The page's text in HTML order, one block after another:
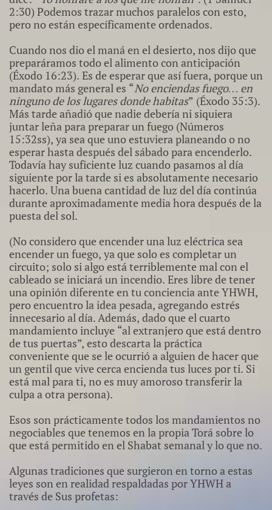
2:30) Podemos trazar muchos paralelos con esto,
pero no están específicamente ordenados.
Cuando nos dio el maná en el desierto, nos dijo que
preparáramos todo el alimento con anticipación
(Éxodo 16:23). Es de esperar que así fuera, porque un
mandato más general es “No enciendas fuego… en
ninguno de los lugares donde habitas” (Éxodo 35:3).
Más tarde añadió que nadie debería ni siquiera
juntar leña para preparar un fuego (Números
15:32ss), ya sea que uno estuviera planeando o no
esperar hasta después del sábado para encenderlo.
Todavía hay suficiente luz cuando pasamos al día
siguiente por la tarde si es absolutamente necesario
hacerlo. Una buena cantidad de luz del día continúa
durante aproximadamente media hora después de la
puesta del sol.​
(No considero que encender una luz eléctrica sea
encender un fuego, ya que solo es completar un
circuito; solo si algo está terriblemente mal con el
cableado se iniciará un incendio. Eres libre de tener
una opinión diferente en tu conciencia ante YHWH,
pero encuentro la idea pesada, agregando estrés
innecesario al día. Además, dado que el cuarto
mandamiento incluye “al extranjero que está dentro
de tus puertas”, esto descarta la práctica
conveniente que se le ocurrió a alguien de hacer que
un gentil que vive cerca encienda tus luces por ti. Si
está mal para ti, no es muy amoroso transferir la
culpa a otra persona).
Esos son prácticamente todos los mandamientos no
negociables que tenemos en la propia Torá sobre lo
que está permitido en el Shabat semanal y lo que no.​
Algunas tradiciones que surgieron en torno a estas
leyes son en realidad respaldadas por YHWH a
través de Sus profetas: